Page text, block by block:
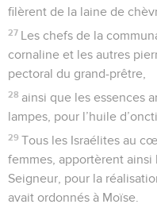
filèrent de la laine de
27 Les chefs de la
cornaline et les autres
pectoral du grand-prêtre,
28 ainsi que les essences
lampes, pour l’huile
29 Tous les Israélites au
femmes, apportèrent
Seigneur, pour la
avait ordonnés à Moïse.